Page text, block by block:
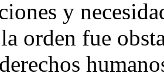
y
orden fue